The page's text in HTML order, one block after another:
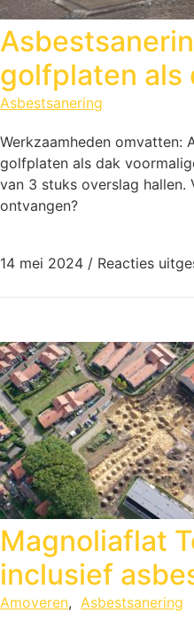
golfplaten als
Asbestsanering
Werkzaamheden omvatten:
golfplaten als dak
van 3 stuks overslag
ontvangen?
14 mei 2024 / Reacties
Magnoliaflat
inclusief
Amoveren, Asbestsanering